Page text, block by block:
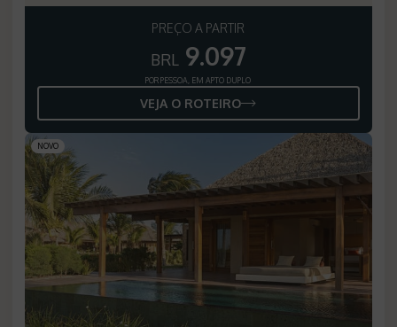
PREÇO A PARTIR
BRL 9.097
POR PESSOA, EM APTO DUPLO
VEJA O ROTEIRO
NOVO